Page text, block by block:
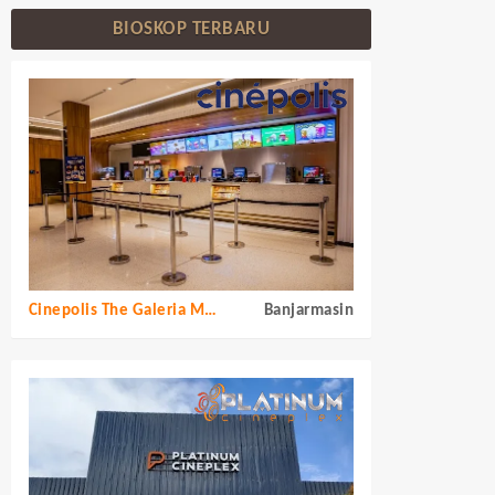
BIOSKOP TERBARU
Cinepolis The Galeria Mall Banjarmasin